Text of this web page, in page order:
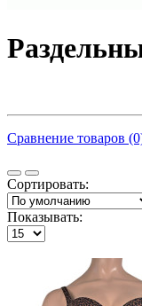
Сравнение товаров
Сортировать:
Показывать: